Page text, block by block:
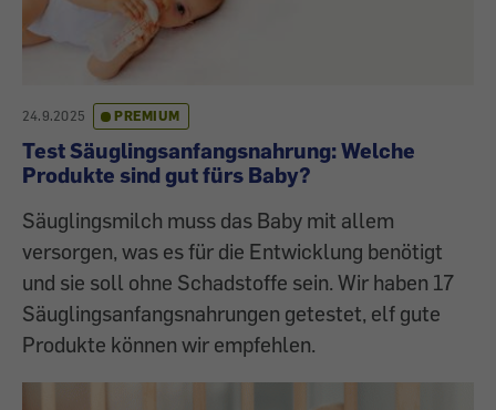
24.9.2025 PREMIUM
Test Säuglingsanfangsnahrung: Welche
Produkte sind gut fürs Baby?
Säuglingsmilch muss das Baby mit allem
versorgen, was es für die Entwicklung benötigt
und sie soll ohne Schadstoffe sein. Wir haben 17
Säuglingsanfangsnahrungen getestet, elf gute
Produkte können wir empfehlen.